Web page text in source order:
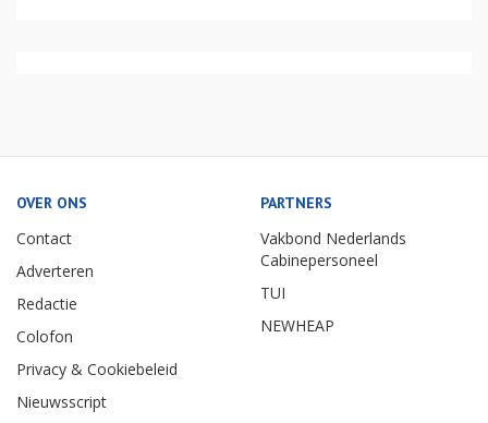
OVER ONS
Contact
Adverteren
Redactie
Colofon
Privacy & Cookiebeleid
Nieuwsscript
PARTNERS
Vakbond Nederlands
Cabinepersoneel
TUI
NEWHEAP